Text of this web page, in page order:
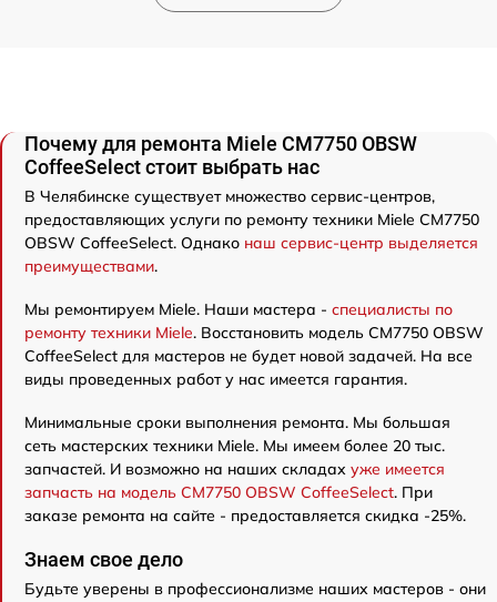
Почему для ремонта Miele CM7750 OBSW
CoffeeSelect стоит выбрать нас
В Челябинске существует множество сервис-центров,
предоставляющих услуги по ремонту техники Miele CM7750
OBSW CoffeeSelect. Однако наш сервис-центр выделяется
преимуществами.
Мы ремонтируем Miele. Наши мастера - специалисты по
ремонту техники Miele. Восстановить модель CM7750 OBSW
CoffeeSelect для мастеров не будет новой задачей. На все
виды проведенных работ у нас имеется гарантия.
Минимальные сроки выполнения ремонта. Мы большая
сеть мастерских техники Miele. Мы имеем более 20 тыс.
запчастей. И возможно на наших складах уже имеется
запчасть на модель CM7750 OBSW CoffeeSelect. При
заказе ремонта на сайте - предоставляется скидка -25%.
Знаем свое дело
Будьте уверены в профессионализме наших мастеров - они